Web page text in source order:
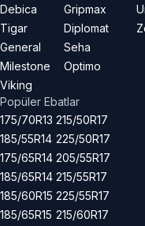
Debica
Tigar
General
Milestone
Viking
Gripmax
Diplomat
Seha
Optimo
Popüler Ebatlar
175/70R13
185/55R14
175/65R14
185/65R14
185/60R15
185/65R15
215/50R17
225/50R17
205/55R17
215/55R17
225/55R17
215/60R17